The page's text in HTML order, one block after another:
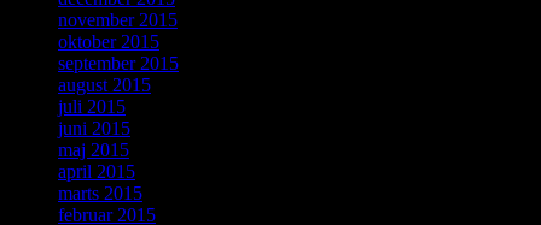
november 2015
oktober 2015
september 2015
august 2015
juli 2015
juni 2015
maj 2015
april 2015
marts 2015
februar 2015